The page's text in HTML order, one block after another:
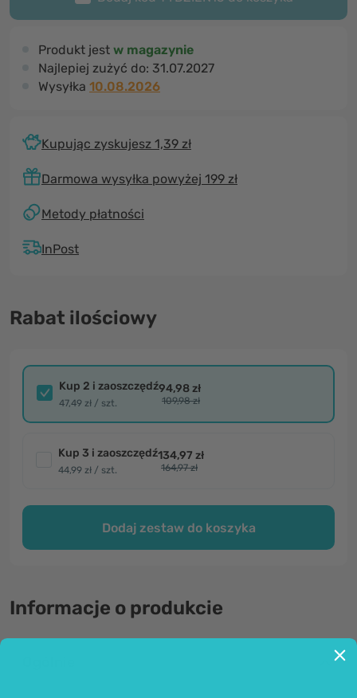
Produkt jest w magazynie
Najlepiej zużyć do: 31.07.2027
Wysyłka 10.08.2026
Kupując zyskujesz 1,39 zł
Darmowa wysyłka powyżej 199 zł
Metody płatności
InPost
Rabat ilościowy
Kup 2 i zaoszczędź
47,49 zł / szt.
94,98 zł
109,98 zł
Kup 3 i zaoszczędź
44,99 zł / szt.
134,97 zł
164,97 zł
Dodaj zestaw do koszyka
Informacje o produkcie